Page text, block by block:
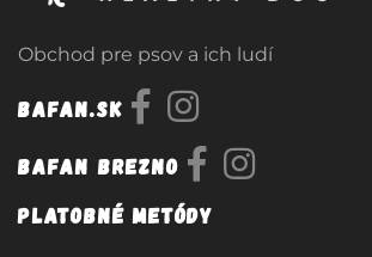
Obchod pre psov a ich ludí
Bafan.sk
Bafan Brezno
Platobné metódy